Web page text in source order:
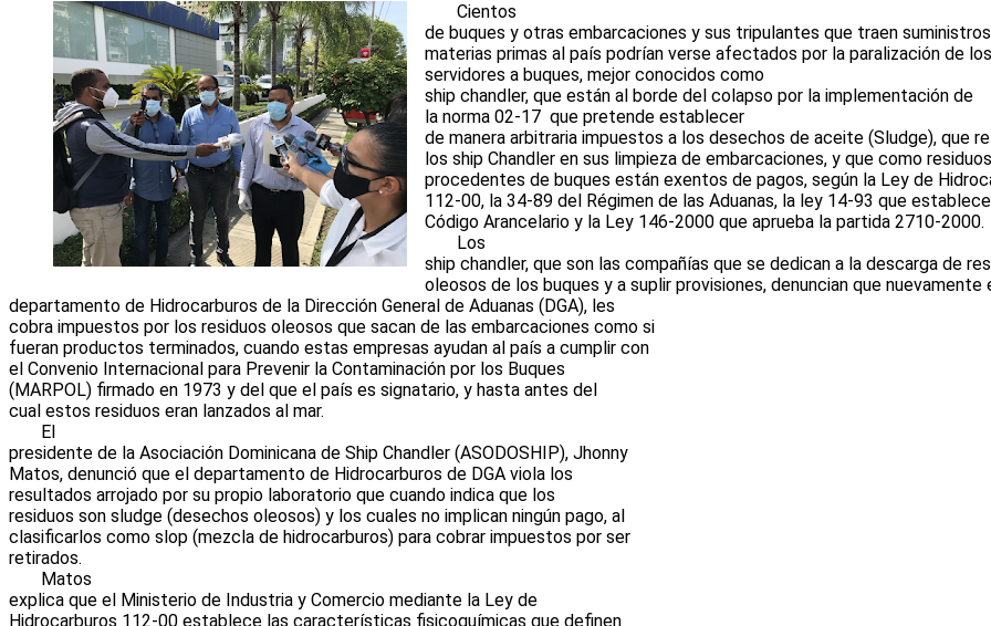
Cientos
de buques y otras embarcaciones y sus tripulantes que traen
materias primas al país podrían verse afectados por la paralización de los
servidores a buques, mejor conocidos como
ship chandler, que están al borde del colapso por la implementación de
la norma 02-17 que pretende establecer
de manera arbitraria impuestos a los desechos de aceite (Sludge), que
los ship Chandler en sus limpieza de embarcaciones, y que como residuos
procedentes de buques están exentos de pagos, según la Ley de
112-00, la 34-89 del Régimen de las Aduanas, la ley 14-93 que
Código Arancelario y la Ley 146-2000 que aprueba la partida 2710-2000.
Los
ship chandler, que son las compañías que se dedican a la descarga de
oleosos de los buques y a suplir provisiones, denuncian que nuevamente
departamento de Hidrocarburos de la Dirección General de Aduanas (DGA), les
cobra impuestos por los residuos oleosos que sacan de las embarcaciones como si
fueran productos terminados, cuando estas empresas ayudan al país a cumplir con
el Convenio Internacional para Prevenir la Contaminación por los Buques
(MARPOL) firmado en 1973 y del que el país es signatario, y hasta antes del
cual estos residuos eran lanzados al mar.
El
presidente de la Asociación Dominicana de Ship Chandler (ASODOSHIP), Jhonny
Matos, denunció que el departamento de Hidrocarburos de DGA viola los
resultados arrojado por su propio laboratorio que cuando indica que los
residuos son sludge (desechos oleosos) y los cuales no implican ningún pago, al
clasificarlos como slop (mezcla de hidrocarburos) para cobrar impuestos por ser
retirados.
Matos
explica que el Ministerio de Industria y Comercio mediante la Ley de
Hidrocarburos 112-00 establece las características fisicoquímicas que definen